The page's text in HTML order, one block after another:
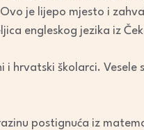
je lijepo mjesto i
engleskog jezika iz
i hrvatski školarci. Vesele
postignuća iz